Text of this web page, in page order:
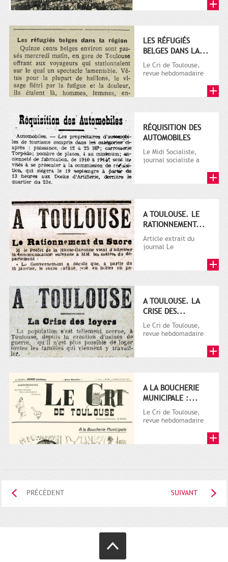
plusieurs milliers de...
LES RÉFUGIÉS
BELGES DANS LA...
Le Cri de Toulouse,
revue hebdomadaire
puis...
RÉQUISITION DES
AUTOMOBILES
Le Midi Socialiste,
journal socialiste a
A TOULOUSE. LE
RATIONNEMENT...
Article extrait du
journal Le
A TOULOUSE. LA
CRISE DES...
Le Cri de Toulouse,
revue hebdomadaire
A LA BOUCHERIE
MUNICIPALE :...
Le Cri de Toulouse,
revue hebdomadaire
PRÉCÉDENT SUIVANT